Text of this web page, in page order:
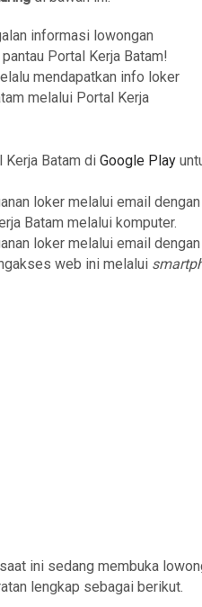
informasi lowongan
Portal Kerja Batam!
mendapatkan info loker
melalui Portal Kerja
Batam di Google Play
loker melalui email
Batam melalui komputer.
loker melalui email
web ini melalui
saat ini sedang membuka
lengkap sebagai berikut.